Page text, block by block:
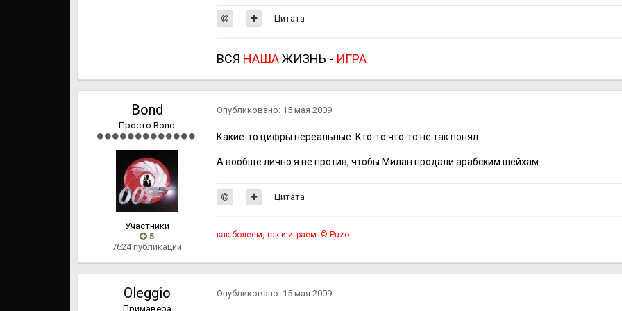
Цитата
ВСЯ НАШАЖИЗНЬ - ИГРА
Bond
Просто Bond
Участники
5
7624 публикации
Опубликовано: 15 мая 2009
Какие-то цифры нереальные. Кто-то что-то не так понял...
А вообще лично я не против, чтобы Милан продали арабским шейхам.
Цитата
как болеем, так и играем. © Puzo
Oleggio
Примавера
Опубликовано: 15 мая 2009